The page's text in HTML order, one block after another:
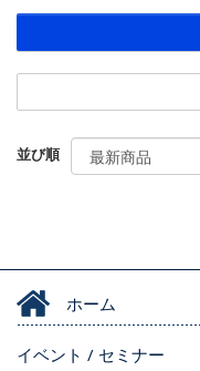
並び順
ホーム
イベント / セミナー